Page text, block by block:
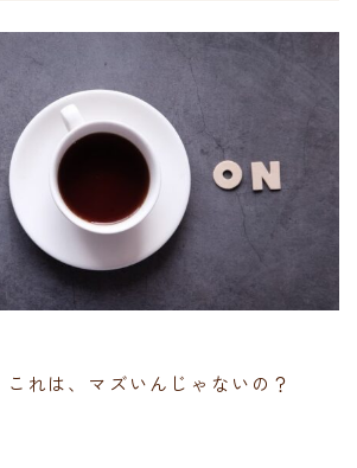
れは、マズいんじゃないの？